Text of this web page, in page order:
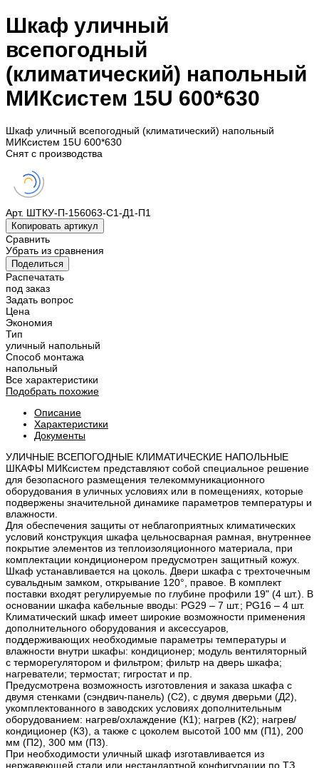
Шкаф уличный
всепогодный
(климатический) напольный
МИКсистем 15U 600*630
Шкаф уличный всепогодный (климатический) напольный
МИКсистем 15U 600*630
Снят с производства
Арт. ШТКУ-П-156063-С1-Д1-П1
Копировать артикул
Сравнить
Убрать из сравнения
Поделиться
Распечатать
под заказ
Задать вопрос
Цена
Экономия
Тип
уличный напольный
Способ монтажа
напольный
Все характеристики
Подобрать похожие
Описание
Характеристики
Документы
УЛИЧНЫЕ ВСЕПОГОДНЫЕ КЛИМАТИЧЕСКИЕ НАПОЛЬНЫЕ
ШКАФЫ МИКсистем представляют собой специальное решение
для безопасного размещения телекоммуникационного
оборудования в уличных условиях или в помещениях, которые
подвержены значительной динамике параметров температуры и
влажности.
Для обеспечения защиты от неблагоприятных климатических
условий конструкция шкафа цельносварная рамная, внутреннее
покрытие элементов из теплоизоляционного материала, при
комплектации кондиционером предусмотрен защитный кожух.
Шкаф устанавливается на цоколь. Двери шкафа с трехточечным
сувальдным замком, открывание 120°, правое. В комплект
поставки входят регулируемые по глубине профили 19" (4 шт.). В
основании шкафа кабельные вводы: PG29 – 7 шт.; PG16 – 4 шт.
Климатический шкаф имеет широкие возможности применения
дополнительного оборудования и аксессуаров,
поддерживающих необходимые параметры температуры и
влажности внутри шкафы: кондиционер; модуль вентиляторный
с терморегулятором и фильтром; фильтр на дверь шкафа;
нагреватели; термостат; гигростат и пр.
Предусмотрена возможность изготовления и заказа шкафа с
двумя стенками (сэндвич-панель) (С2), с двумя дверьми (Д2),
укомплектованного в заводских условиях дополнительным
оборудованием: нагрев/охлаждение (К1); нагрев (К2); нагрев/
кондиционер (К3), а также с цоколем высотой 100 мм (П1), 200
мм (П2), 300 мм (П3).
При необходимости уличный шкаф изготавливается из
нержавеющей стали или нестандартной конфигурации по ТЗ